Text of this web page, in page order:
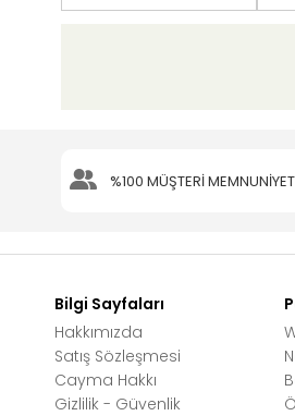
%100 MÜŞTERİ
Bilgi Sayfaları
Hakkımızda
Satış Sözleşmesi
Cayma Hakkı
Gizlilik - Güvenlik